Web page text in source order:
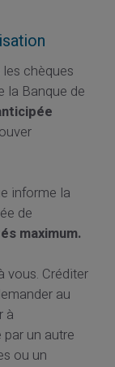
chèques
la Banque de
informe la
de
maximum.
vous. Créditer
au
à
un autre
ou un